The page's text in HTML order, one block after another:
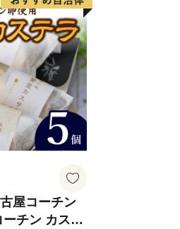
屋コーチン
チン カステ